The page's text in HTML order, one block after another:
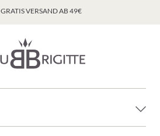
GRATIS VERSAND AB 49€